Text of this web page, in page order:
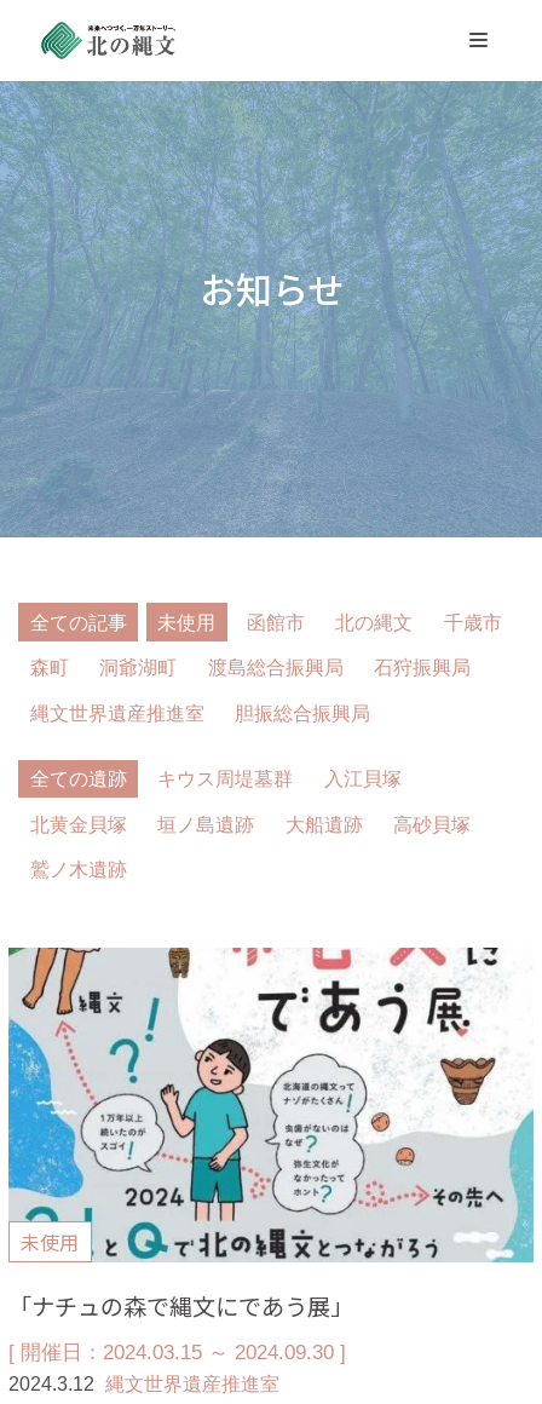
Skip
to
content
お知らせ
全ての記事 未使用 函館市 北の縄文 千歳市
森町 洞爺湖町 渡島総合振興局 石狩振興局
縄文世界遺産推進室 胆振総合振興局
全ての遺跡 キウス周堤墓群 入江貝塚
北黄金貝塚 垣ノ島遺跡 大船遺跡 高砂貝塚
鷲ノ木遺跡
未使用
「ナチュの森で縄文にであう展」
[ 開催日：2024.03.15 ～ 2024.09.30 ]
2024.3.12 縄文世界遺産推進室